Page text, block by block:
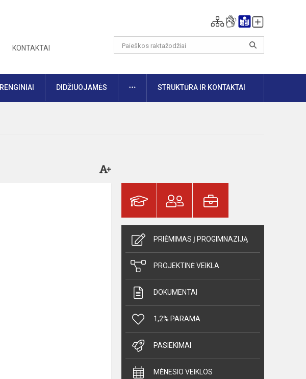
KONTAKTAI
RENGINIAI DIDŽIUOJAMĖS DAUGIAUSTRUKTŪRA IR KONTAKTAI
PRIĖMIMAS Į PROGIMNAZIJĄ
PROJEKTINĖ VEIKLA
DOKUMENTAI
1,2% PARAMA
PASIEKIMAI
MĖNESIO VEIKLOS